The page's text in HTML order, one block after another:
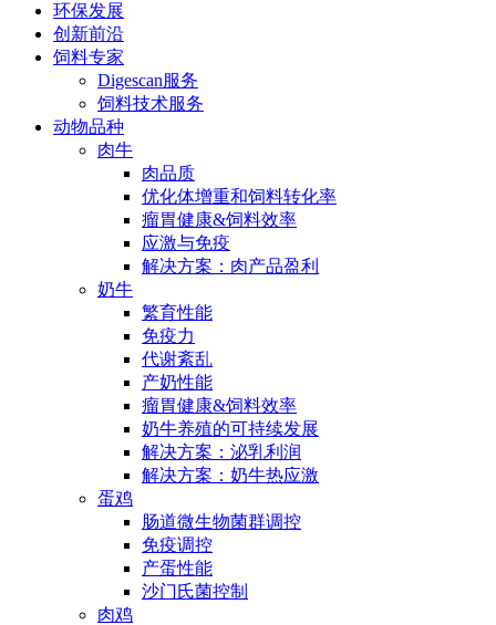
环保发展
创新前沿
饲料专家
Digescan服务
饲料技术服务
动物品种
肉牛
肉品质
优化体增重和饲料转化率
瘤胃健康&饲料效率
应激与免疫
解决方案：肉产品盈利
奶牛
繁育性能
免疫力
代谢紊乱
产奶性能
瘤胃健康&饲料效率
奶牛养殖的可持续发展
解决方案：泌乳利润
解决方案：奶牛热应激
蛋鸡
肠道微生物菌群调控
免疫调控
产蛋性能
沙门氏菌控制
肉鸡